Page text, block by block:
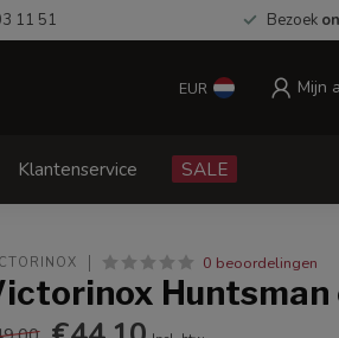
11 51 Bezoek
EUR Mijn
Klantenservice SALE
0 beoordelingen
Huntsman